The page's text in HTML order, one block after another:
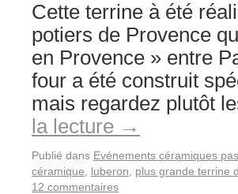
Cette terrine à été
potiers de Provence
en Provence » entre
four a été construit
mais regardez plutôt
la lecture →
Publié dans Evénements céramiques
céramique
luberon plus grande terrine
12 commentaires